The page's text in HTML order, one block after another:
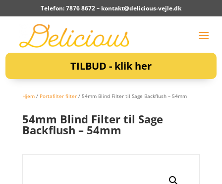
Telefon: 7876 8672 – kontakt@delicious-vejle.dk
TILBUD - klik her
Hjem/ Portafilter filter/ 54mm Blind Filter til Sage Backflush – 54mm
54mm Blind Filter til Sage
Backflush – 54mm